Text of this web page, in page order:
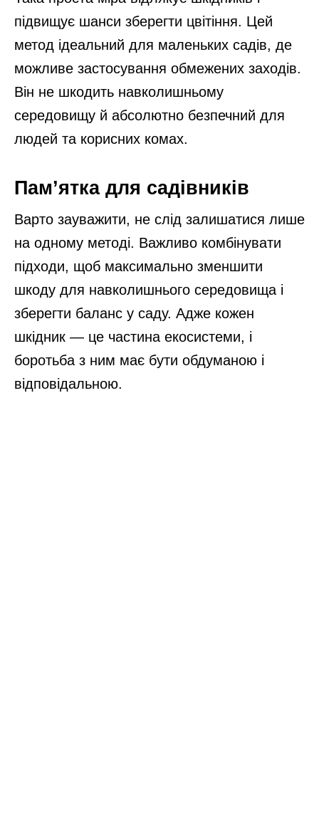
підвищує шанси зберегти цвітіння. Цей
метод ідеальний для маленьких садів, де
можливе застосування обмежених заходів.
Він не шкодить навколишньому
середовищу й абсолютно безпечний для
людей та корисних комах.
Пам’ятка для садівників
Варто зауважити, не слід залишатися лише
на одному методі. Важливо комбінувати
підходи, щоб максимально зменшити
шкоду для навколишнього середовища і
зберегти баланс у саду. Адже кожен
шкідник — це частина екосистеми, і
боротьба з ним має бути обдуманою і
відповідальною.